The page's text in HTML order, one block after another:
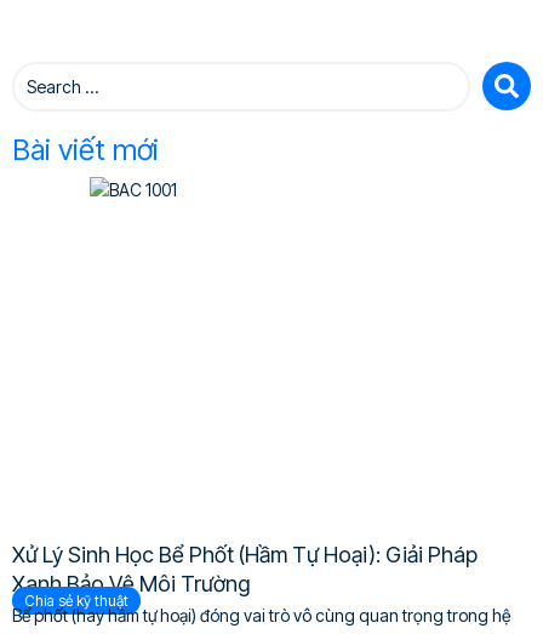
Bài viết mới
Xử Lý Sinh Học Bể Phốt (Hầm Tự Hoại): Giải Pháp
Xanh Bảo Vệ Môi Trường
Chia sẻ kỹ thuật
Bể phốt (hay hầm tự hoại) đóng vai trò vô cùng quan trọng trong hệ